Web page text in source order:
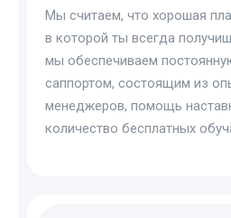
Мы считаем, что хорошая
в которой ты всегда
мы обеспечиваем
саппортом, состоящим из
менеджеров, помощь
количество бесплатных